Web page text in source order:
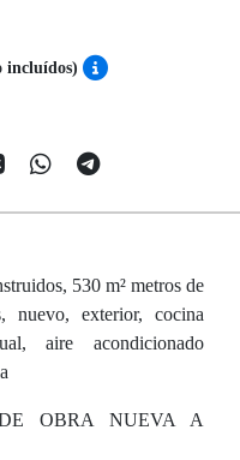
incluídos)
530 m² metros de
nuevo, exterior, cocina
aire acondicionado
OBRA NUEVA A